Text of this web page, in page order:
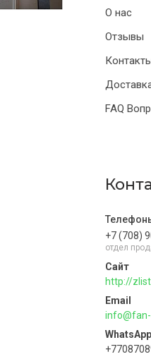
О нас
Отзывы
FAQ
+7 (708)
отдел
http://